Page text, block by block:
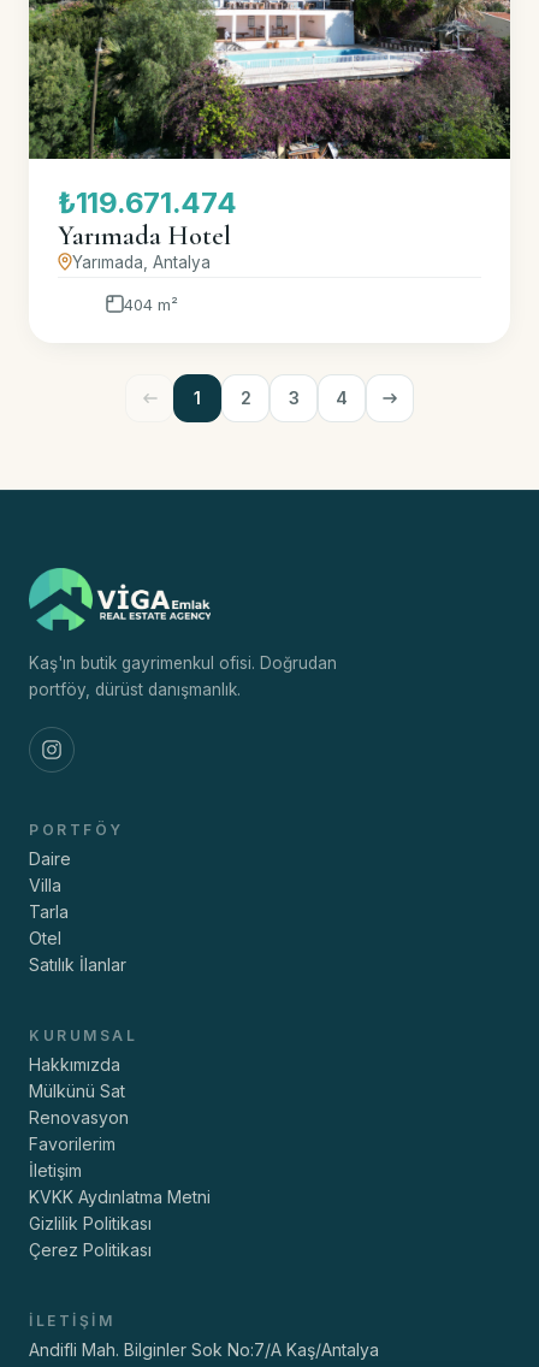
₺119.671.474
Yarımada Hotel
Yarımada, Antalya
404 m²
1 2 3 4
Kaş'ın butik gayrimenkul ofisi. Doğrudan
portföy, dürüst danışmanlık.
PORTFÖY
Daire
Villa
Tarla
Otel
Satılık İlanlar
KURUMSAL
Hakkımızda
Mülkünü Sat
Renovasyon
Favorilerim
İletişim
KVKK Aydınlatma Metni
Gizlilik Politikası
Çerez Politikası
İLETIŞIM
Andifli Mah. Bilginler Sok No:7/A Kaş/Antalya